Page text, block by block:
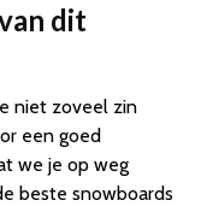
dit
niet zoveel zin
een goed
we je op weg
beste snowboards